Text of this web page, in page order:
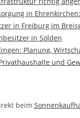
in
in Freiburg im
in Sölden
Planung,
und
beim